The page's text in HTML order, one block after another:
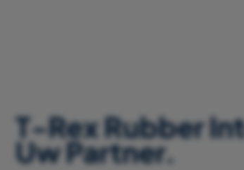
T-Rex Rubber
Uw Partner.